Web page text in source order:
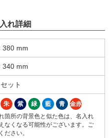
れ詳細
380 mm
340 mm
ット
朱 紫 緑 藍 青
金赤
箇所の背景色と似た色は、名入れ
なくなる可能性がございます。ご
ださい。